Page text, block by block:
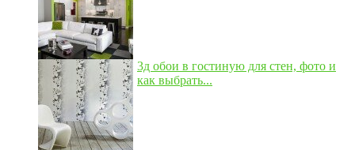
3д обои в гостиную для стен, фото и
как выбрать...